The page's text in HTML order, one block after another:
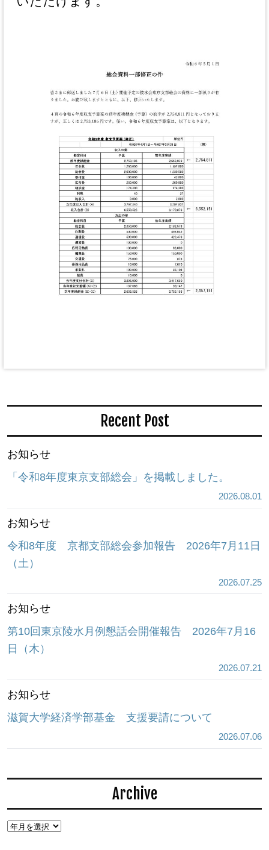
Recent Post
お知らせ
「令和8年度東京支部総会」を掲載しました。
2026.08.01
お知らせ
令和8年度 京都支部総会参加報告 2026年7月11日
（土）
2026.07.25
お知らせ
第10回東京陵水月例懇話会開催報告 2026年7月16
日（木）
2026.07.21
お知らせ
滋賀大学経済学部基金 支援要請について
2026.07.06
Archive